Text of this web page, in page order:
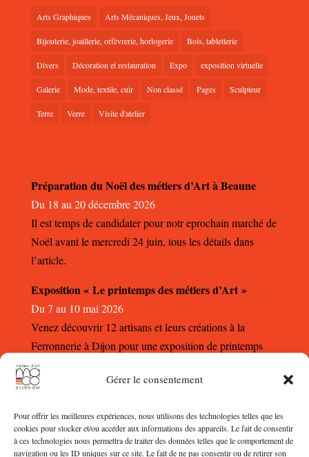
Gérer le consentement
Pour offrir les meilleures expériences, nous utilisons des technologies telles que les
cookies pour stocker et/ou accéder aux informations des appareils. Le fait de consentir
à ces technologies nous permettra de traiter des données telles que le comportement de
navigation ou les ID uniques sur ce site. Le fait de ne pas consentir ou de retirer son
Arts Graphiques Arts Mécaniques, Jeux, Jouets
Bijouterie, joaillerie, orfèvrerie, horlogerie Bois, tabletterie
Divers Décoration et restauration Expo exposition virtuelle
Galerie Mode, textile, cuir Non classé Pages Sculpteur
Terre Verre Visite d'atelier
Préparation du Noël des métiers d’Art à Beaune
Du 18 au 20 décembre 2026
Il est temps de candidater pour notr eprochain marché de
Noël avant le mercredi 24 juin, tous les détails dans
l’article.
Exposition « Le printemps des métiers d’Art »
Du 7 au 10 mai 2026
Venez découvrir 12 artisans et leurs créations à la
Ferronnerie à Dijon pour une exposition de printemps
autour des métiers d’Art.